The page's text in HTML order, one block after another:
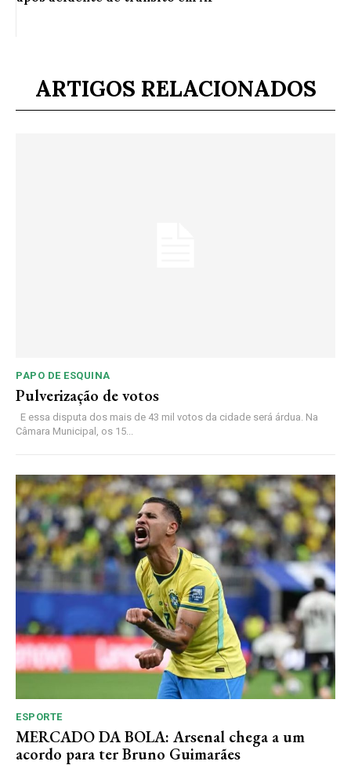
ARTIGOS RELACIONADOS
PAPO DE ESQUINA
Pulverização de votos
E essa disputa dos mais de 43 mil votos da cidade será árdua. Na
Câmara Municipal, os 15...
ESPORTE
MERCADO DA BOLA: Arsenal chega a um
acordo para ter Bruno Guimarães